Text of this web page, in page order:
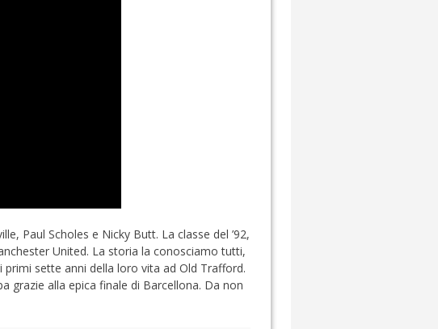
Paul Scholes e Nicky Butt. La classe del ’92,
United. La storia la conosciamo tutti,
sette anni della loro vita ad Old Trafford.
grazie alla epica finale di Barcellona. Da non